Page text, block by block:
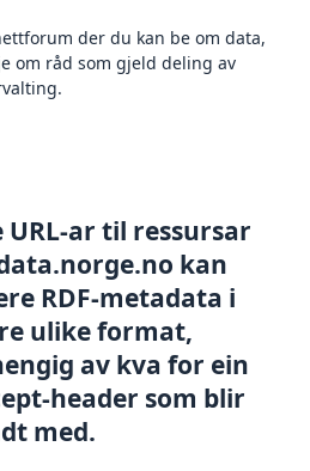
der du kan be om data,
om råd som gjeld deling av
URL-ar til ressursar
kan
RDF-metadata i
ulike format,
av kva for ein
header som blir
med.